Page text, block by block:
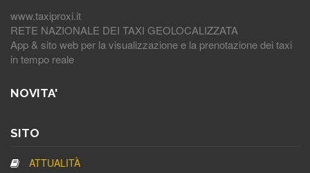
www.taxiproxi.it
RETE NAZIONALE DEI TAXI GEOLOCALIZZATA
App & sito web per la visualizzazione e la prenotazione dei taxi
in tempo reale
NOVITA'
SITO
ATTUALITÀ